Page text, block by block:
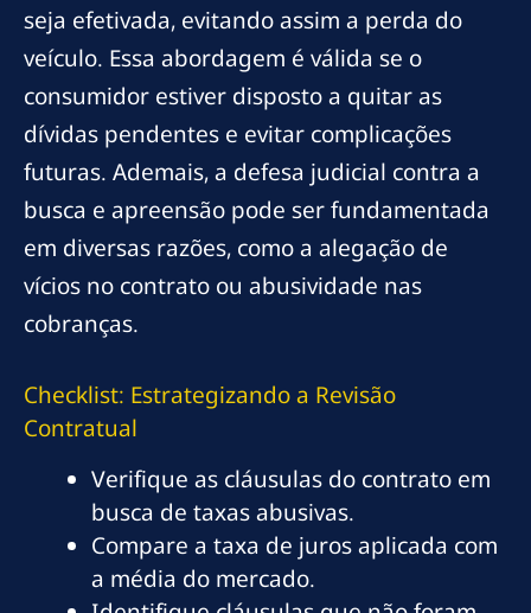
seja efetivada, evitando assim a perda do
veículo. Essa abordagem é válida se o
consumidor estiver disposto a quitar as
dívidas pendentes e evitar complicações
futuras. Ademais, a defesa judicial contra a
busca e apreensão pode ser fundamentada
em diversas razões, como a alegação de
vícios no contrato ou abusividade nas
cobranças.
Checklist: Estrategizando a Revisão
Contratual
Verifique as cláusulas do contrato em
busca de taxas abusivas.
Compare a taxa de juros aplicada com
a média do mercado.